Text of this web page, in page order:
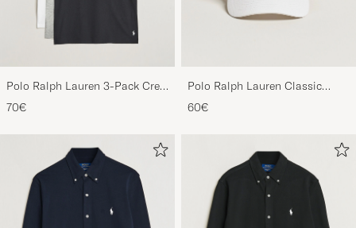
Polo Ralph Lauren 3-Pack Crew
Neck T-Shirt
White/Black/Andover Heather
70€
Polo Ralph Lauren Classic
60€